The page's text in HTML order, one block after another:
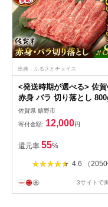
出典：ふるさとチョイス
<発送時期が選べる> 佐
赤身 バラ 切り落とし
400g×2【桑原畜産】
[NAB013] 佐賀牛 牛肉 佐
産 黒毛和牛 ブランド牛 佐
牛 牛肉 A4 切り落とし き
おとし 人気 佐賀牛 牛肉
佐賀県 嬉野市
寄付金額: 12,000円
還元率 55%
4.6 （2050
3サイトで